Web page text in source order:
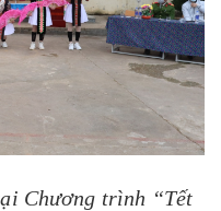
Chương trình “Tết